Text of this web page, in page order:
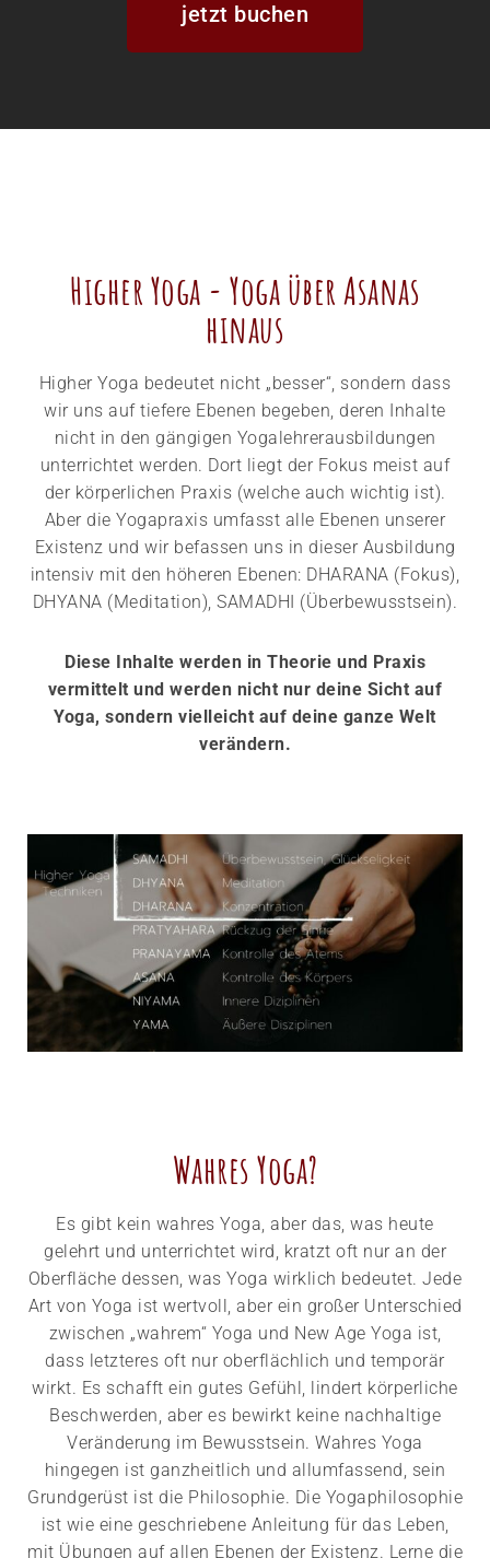
jetzt buchen
Higher Yoga - Yoga über Asanas
hinaus​
Higher Yoga bedeutet nicht „besser“, sondern dass
wir uns auf tiefere Ebenen begeben, deren Inhalte
nicht in den gängigen Yogalehrerausbildungen
unterrichtet werden. Dort liegt der Fokus meist auf
der körperlichen Praxis (welche auch wichtig ist).
Aber die Yogapraxis umfasst alle Ebenen unserer
Existenz und wir befassen uns in dieser Ausbildung
intensiv mit den höheren Ebenen: DHARANA (Fokus),
DHYANA (Meditation), SAMADHI (Überbewusstsein).
Diese Inhalte werden in Theorie und Praxis
vermittelt und werden nicht nur deine Sicht auf
Yoga, sondern vielleicht auf deine ganze Welt
verändern.
Wahres Yoga?
Es gibt kein wahres Yoga, aber das, was heute
gelehrt und unterrichtet wird, kratzt oft nur an der
Oberfläche dessen, was Yoga wirklich bedeutet. Jede
Art von Yoga ist wertvoll, aber ein großer Unterschied
zwischen „wahrem“ Yoga und New Age Yoga ist,
dass letzteres oft nur oberflächlich und temporär
wirkt. Es schafft ein gutes Gefühl, lindert körperliche
Beschwerden, aber es bewirkt keine nachhaltige
Veränderung im Bewusstsein. Wahres Yoga
hingegen ist ganzheitlich und allumfassend, sein
Grundgerüst ist die Philosophie. Die Yogaphilosophie
ist wie eine geschriebene Anleitung für das Leben,
mit Übungen auf allen Ebenen der Existenz. Lerne die